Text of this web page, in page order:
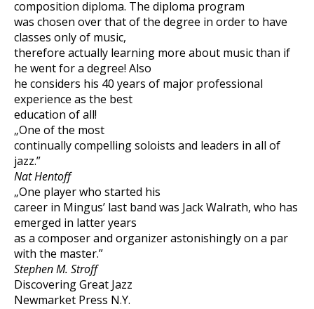
composition diploma. The diploma program
was chosen over that of the degree in order to have
classes only of music,
therefore actually learning more about music than if
he went for a degree! Also
he considers his 40 years of major professional
experience as the best
education of all!
„One of the most
continually compelling soloists and leaders in all of
jazz.”
Nat Hentoff
„One player who started his
career in Mingus’ last band was Jack Walrath, who has
emerged in latter years
as a composer and organizer astonishingly on a par
with the master.”
Stephen M. Stroff
Discovering Great Jazz
Newmarket Press N.Y.